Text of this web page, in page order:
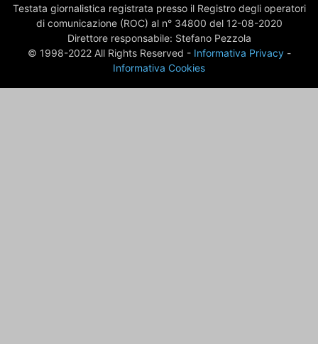
Testata giornalistica registrata presso il Registro degli operatori
di comunicazione (ROC) al n° 34800 del 12-08-2020
Direttore responsabile: Stefano Pezzola
© 1998-2022 All Rights Reserved - Informativa Privacy-
Informativa Cookies